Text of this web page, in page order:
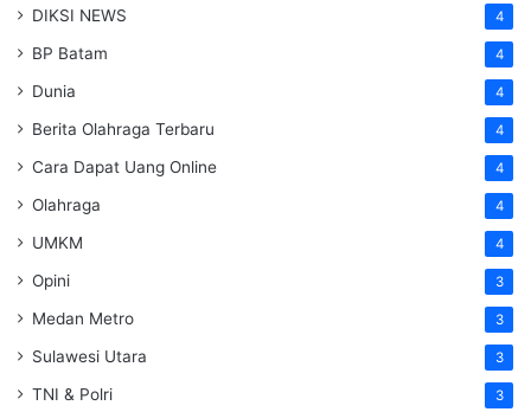
DIKSI NEWS 4
BP Batam 4
Dunia 4
Berita Olahraga Terbaru 4
Cara Dapat Uang Online 4
Olahraga 4
UMKM 4
Opini 3
Medan Metro 3
Sulawesi Utara 3
TNI & Polri 3